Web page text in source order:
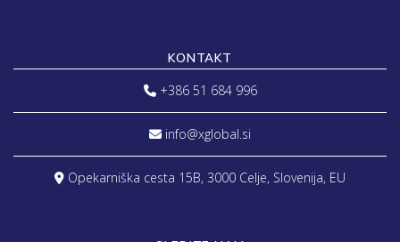
KONTAKT
+386 51 684 996
info@xglobal.si
Opekarniška cesta 15B, 3000 Celje, Slovenija, EU